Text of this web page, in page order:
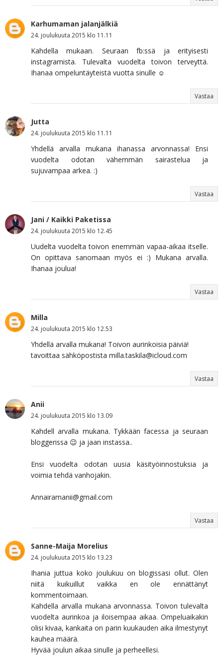
Karhumaman jalanjälkiä
24. joulukuuta 2015 klo 11.11
Kahdella mukaan. Seuraan fb:ssä ja erityisesti
instagramista. Tulevalta vuodelta toivon terveyttä.
Ihanaa ompeluntäyteistä vuotta sinulle ☺
Vastaa
Jutta
24. joulukuuta 2015 klo 11.11
Yhdellä arvalla mukana ihanassa arvonnassa! Ensi
vuodelta odotan vähemmän sairastelua ja
sujuvampaa arkea. :)
Vastaa
Jani / Kaikki Paketissa
24. joulukuuta 2015 klo 12.45
Uudelta vuodelta toivon enemmän vapaa-aikaa itselle.
On opittava sanomaan myös ei :) Mukana arvalla.
Ihanaa joulua!
Vastaa
Milla
24. joulukuuta 2015 klo 12.53
Yhdellä arvalla mukana! Toivon aurinkoisia päiviä!
tavoittaa sähköpostista milla.taskila@icloud.com
Vastaa
Anii
24. joulukuuta 2015 klo 13.09
Kahdell arvalla mukana. Tykkään facessa ja seuraan
bloggerissa 😉 ja jaan instassa..
Ensi vuodelta odotan uusia käsityöinnostuksia ja
voimia tehdä vanhojakin.
Annairamanii@gmail.com
Vastaa
Sanne-Maija Morelius
24. joulukuuta 2015 klo 13.23
Ihania juttua koko joulukuu on blogissasi ollut. Olen
niitä kuikuillut vaikka en ole ennättänyt
kommentoimaan.
Kahdella arvalla mukana arvonnassa. Toivon tulevalta
vuodelta aurinkoa ja iloisempaa aikaa. Ompeluaikakin
olisi kivaa, kankaita on parin kuukauden aika ilmestynyt
kauhea määrä.
Hyvää joulun aikaa sinulle ja perheellesi.